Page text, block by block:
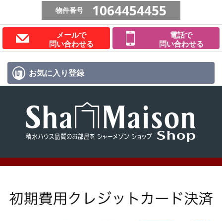
物件番号 1064454455
メールで
問い合わせる
電話で
問い合わせる
お気に入り登録